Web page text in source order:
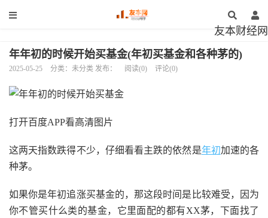
友本财经网
年年初的时候开始买基金(年初买基金和各种茅的)
2025-05-25 分类：未分类 发布： 阅读(0) 评论(0)
打开百度APP看高清图片
这两天指数跌得不少，仔细看看主跌的依然是年初加速的各
种茅。
如果你是年初追涨买基金的，那这段时间是比较难受，因为
你不管买什么类的基金，它里面配的都有XX茅，下面找了